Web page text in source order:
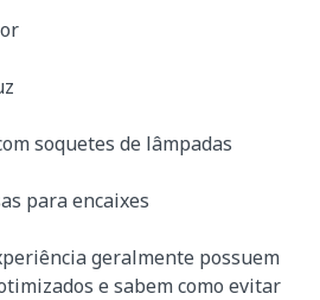
soquetes de lâmpadas
para encaixes
geralmente possuem
e sabem como evitar